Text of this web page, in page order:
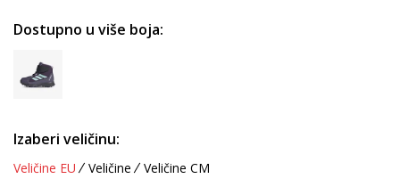
Dostupno u više boja:
Izaberi veličinu:
Veličine EU Veličine Veličine CM